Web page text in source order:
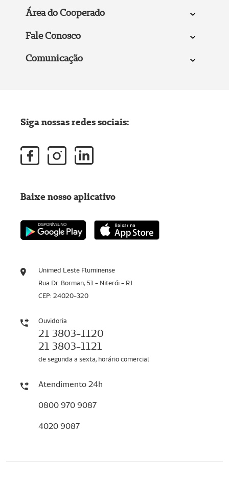
Área do Cooperado
Fale Conosco
Comunicação
Unimed Leste Fluminense
Rua Dr. Borman, 51 - Niterói - RJ
CEP: 24020-320
Ouvidoria
21 3803-1120
21 3803-1121
de segunda a sexta, horário comercial
Atendimento 24h
0800 970 9087
4020 9087
Siga nossas redes sociais:
Baixe nosso aplicativo